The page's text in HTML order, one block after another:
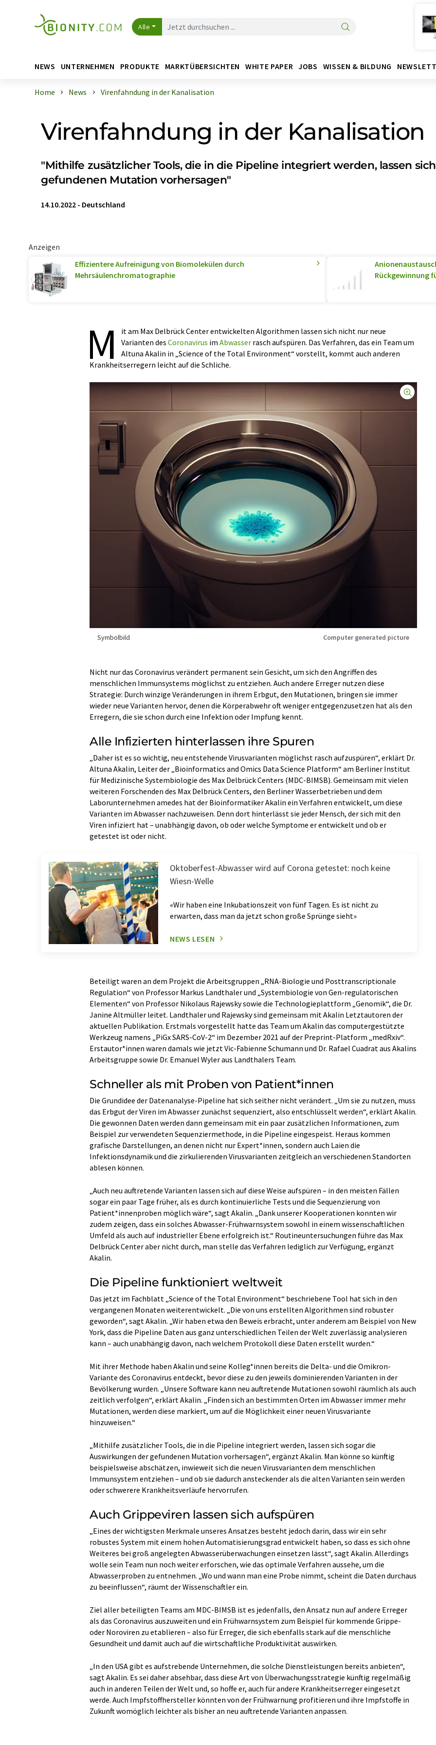
Alle
NEWS UNTERNEHMEN PRODUKTE MARKTÜBERSICHTEN WHITE PAPER JOBS WISSEN & BILDUNG
Home News Virenfahndung in der Kanalisation
Virenfahndung in der Kanalisation
"Mithilfe zusätzlicher Tools, die in die Pipeline integriert werden, lassen
gefundenen Mutation vorhersagen"
14.10.2022 - Deutschland
Anzeigen
Effizientere Aufreinigung von Biomolekülen durch
Mehrsäulenchromatographie
Rückgewinnung
M
it am Max Delbrück Center entwickelten Algorithmen lassen sich nicht nur neue
Varianten des Coronavirus im Abwasser rasch aufspüren. Das Verfahren, das ein Team um
Altuna Akalin in „Science of the Total Environment“ vorstellt, kommt auch anderen
Krankheitserregern leicht auf die Schliche.
Symbolbild Computer generated picture
Nicht nur das Coronavirus verändert permanent sein Gesicht, um sich den Angriffen des
menschlichen Immunsystems möglichst zu entziehen. Auch andere Erreger nutzen diese
Strategie: Durch winzige Veränderungen in ihrem Erbgut, den Mutationen, bringen sie immer
wieder neue Varianten hervor, denen die Körperabwehr oft weniger entgegenzusetzen hat als den
Erregern, die sie schon durch eine Infektion oder Impfung kennt.
Alle Infizierten hinterlassen ihre Spuren
„Daher ist es so wichtig, neu entstehende Virusvarianten möglichst rasch aufzuspüren“, erklärt Dr.
Altuna Akalin, Leiter der „Bioinformatics and Omics Data Science Platform“ am Berliner Institut
für Medizinische Systembiologie des Max Delbrück Centers (MDC-BIMSB). Gemeinsam mit vielen
weiteren Forschenden des Max Delbrück Centers, den Berliner Wasserbetrieben und dem
Laborunternehmen amedes hat der Bioinformatiker Akalin ein Verfahren entwickelt, um diese
Varianten im Abwasser nachzuweisen. Denn dort hinterlässt sie jeder Mensch, der sich mit den
Viren infiziert hat – unabhängig davon, ob oder welche Symptome er entwickelt und ob er
getestet ist oder nicht.
Oktoberfest-Abwasser wird auf Corona getestet: noch keine
Wiesn-Welle
«Wir haben eine Inkubationszeit von fünf Tagen. Es ist nicht zu
erwarten, dass man da jetzt schon große Sprünge sieht»
NEWS LESEN
Beteiligt waren an dem Projekt die Arbeitsgruppen „RNA-Biologie und Posttranscriptionale
Regulation“ von Professor Markus Landthaler und „Systembiologie von Gen-regulatorischen
Elementen“ von Professor Nikolaus Rajewsky sowie die Technologieplattform „Genomik“, die Dr.
Janine Altmüller leitet. Landthaler und Rajewsky sind gemeinsam mit Akalin Letztautoren der
aktuellen Publikation. Erstmals vorgestellt hatte das Team um Akalin das computergestützte
Werkzeug namens „PiGx SARS-CoV-2“ im Dezember 2021 auf der Preprint-Platform „medRxiv“.
Erstautor*innen waren damals wie jetzt Vic-Fabienne Schumann und Dr. Rafael Cuadrat aus Akalins
Arbeitsgruppe sowie Dr. Emanuel Wyler aus Landthalers Team.
Schneller als mit Proben von Patient*innen
Die Grundidee der Datenanalyse-Pipeline hat sich seither nicht verändert. „Um sie zu nutzen, muss
das Erbgut der Viren im Abwasser zunächst sequenziert, also entschlüsselt werden“, erklärt Akalin.
Die gewonnen Daten werden dann gemeinsam mit ein paar zusätzlichen Informationen, zum
Beispiel zur verwendeten Sequenziermethode, in die Pipeline eingespeist. Heraus kommen
grafische Darstellungen, an denen nicht nur Expert*innen, sondern auch Laien die
Infektionsdynamik und die zirkulierenden Virusvarianten zeitgleich an verschiedenen Standorten
ablesen können.
„Auch neu auftretende Varianten lassen sich auf diese Weise aufspüren – in den meisten Fällen
sogar ein paar Tage früher, als es durch kontinuierliche Tests und die Sequenzierung von
Patient*innenproben möglich wäre“, sagt Akalin. „Dank unserer Kooperationen konnten wir
zudem zeigen, dass ein solches Abwasser-Frühwarnsystem sowohl in einem wissenschaftlichen
Umfeld als auch auf industrieller Ebene erfolgreich ist.“ Routineuntersuchungen führe das Max
Delbrück Center aber nicht durch, man stelle das Verfahren lediglich zur Verfügung, ergänzt
Akalin.
Die Pipeline funktioniert weltweit
Das jetzt im Fachblatt „Science of the Total Environment“ beschriebene Tool hat sich in den
vergangenen Monaten weiterentwickelt. „Die von uns erstellten Algorithmen sind robuster
geworden“, sagt Akalin. „Wir haben etwa den Beweis erbracht, unter anderem am Beispiel von New
York, dass die Pipeline Daten aus ganz unterschiedlichen Teilen der Welt zuverlässig analysieren
kann – auch unabhängig davon, nach welchem Protokoll diese Daten erstellt wurden.“
Mit ihrer Methode haben Akalin und seine Kolleg*innen bereits die Delta- und die Omikron-
Variante des Coronavirus entdeckt, bevor diese zu den jeweils dominierenden Varianten in der
Bevölkerung wurden. „Unsere Software kann neu auftretende Mutationen sowohl räumlich als auch
zeitlich verfolgen“, erklärt Akalin. „Finden sich an bestimmten Orten im Abwasser immer mehr
Mutationen, werden diese markiert, um auf die Möglichkeit einer neuen Virusvariante
hinzuweisen.“
„Mithilfe zusätzlicher Tools, die in die Pipeline integriert werden, lassen sich sogar die
Auswirkungen der gefundenen Mutation vorhersagen“, ergänzt Akalin. Man könne so künftig
beispielsweise abschätzen, inwieweit sich die neuen Virusvarianten dem menschlichen
Immunsystem entziehen – und ob sie dadurch ansteckender als die alten Varianten sein werden
oder schwerere Krankheitsverläufe hervorrufen.
Auch Grippeviren lassen sich aufspüren
„Eines der wichtigsten Merkmale unseres Ansatzes besteht jedoch darin, dass wir ein sehr
robustes System mit einem hohen Automatisierungsgrad entwickelt haben, so dass es sich ohne
Weiteres bei groß angelegten Abwasserüberwachungen einsetzen lässt“, sagt Akalin. Allerdings
wolle sein Team nun noch weiter erforschen, wie das optimale Verfahren aussehe, um die
Abwasserproben zu entnehmen. „Wo und wann man eine Probe nimmt, scheint die Daten durchaus
zu beeinflussen“, räumt der Wissenschaftler ein.
Ziel aller beteiligten Teams am MDC-BIMSB ist es jedenfalls, den Ansatz nun auf andere Erreger
als das Coronavirus auszuweiten und ein Frühwarnsystem zum Beispiel für kommende Grippe-
oder Noroviren zu etablieren – also für Erreger, die sich ebenfalls stark auf die menschliche
Gesundheit und damit auch auf die wirtschaftliche Produktivität auswirken.
„In den USA gibt es aufstrebende Unternehmen, die solche Dienstleistungen bereits anbieten“,
sagt Akalin. Es sei daher absehbar, dass diese Art von Überwachungsstrategie künftig regelmäßig
auch in anderen Teilen der Welt und, so hoffe er, auch für andere Krankheitserreger eingesetzt
werde. Auch Impfstoffhersteller könnten von der Frühwarnung profitieren und ihre Impfstoffe in
Zukunft womöglich leichter als bisher an neu auftretende Varianten anpassen.